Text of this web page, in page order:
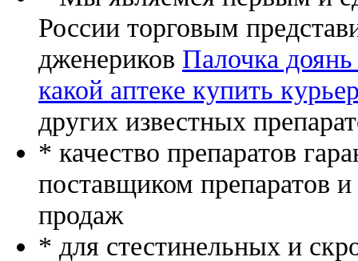
России торговым
дженериков Палочка
какой аптеке купить
других известных
* качество препаратов
поставщиком препаратов
продаж
* для стестинельных и